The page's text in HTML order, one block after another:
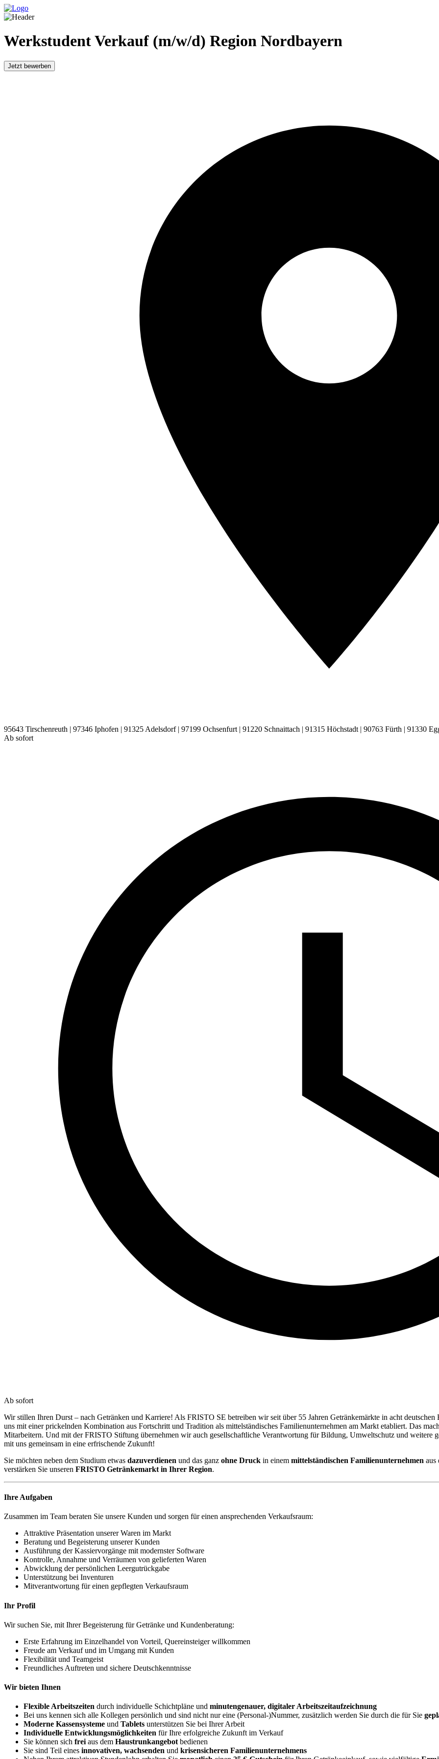
Werkstudent Verkauf (m/w/d) Region Nordbayern
Jetzt bewerben
95643 Tirschenreuth | 97346 Iphofen | 91325 Adelsdorf | 97199 Ochsenfurt | 91220 Schnaittach | 91315 Höchstadt | 90763 Fürth | 91330
Ab sofort
Ab sofort
Wir stillen Ihren Durst – nach Getränken und Karriere! Als FRISTO SE betreiben wir seit über 55 Jahren Getränkemärkte in acht
uns mit einer prickelnden Kombination aus Fortschritt und Tradition als mittelständisches Familienunternehmen am Markt etabliert. Das
Mitarbeitern. Und mit der FRISTO Stiftung übernehmen wir auch gesellschaftliche Verantwortung für Bildung, Umweltschutz und weitere
mit uns gemeinsam in eine erfrischende Zukunft!
Sie möchten neben dem Studium etwas dazuverdienen und das ganz ohne Druck in einem mittelständischen Familienunternehmen aus
verstärken Sie unseren FRISTO Getränkemarkt in Ihrer Region.
Ihre Aufgaben
Zusammen im Team beraten Sie unsere Kunden und sorgen für einen ansprechenden Verkaufsraum:
Attraktive Präsentation unserer Waren im Markt
Beratung und Begeisterung unserer Kunden
Ausführung der Kassiervorgänge mit modernster Software
Kontrolle, Annahme und Verräumen von gelieferten Waren
Abwicklung der persönlichen Leergutrückgabe
Unterstützung bei Inventuren
Mitverantwortung für einen gepflegten Verkaufsraum
Ihr Profil
Wir suchen Sie, mit Ihrer Begeisterung für Getränke und Kundenberatung:
Erste Erfahrung im Einzelhandel von Vorteil, Quereinsteiger willkommen
Freude am Verkauf und im Umgang mit Kunden
Flexibilität und Teamgeist
Freundliches Auftreten und sichere Deutschkenntnisse
Wir bieten Ihnen
Flexible Arbeitszeiten durch individuelle Schichtpläne und minutengenauer, digitaler Arbeitszeitaufzeichnung
Bei uns kennen sich alle Kollegen persönlich und sind nicht nur eine (Personal-)Nummer, zusätzlich werden Sie durch die für Sie
Moderne Kassensysteme und Tablets unterstützen Sie bei Ihrer Arbeit
Individuelle Entwicklungsmöglichkeiten für Ihre erfolgreiche Zukunft im Verkauf
Sie können sich freiaus dem Haustrunkangebotbedienen
Sie sind Teil eines innovativen, wachsenden und krisensicheren Familienunternehmens